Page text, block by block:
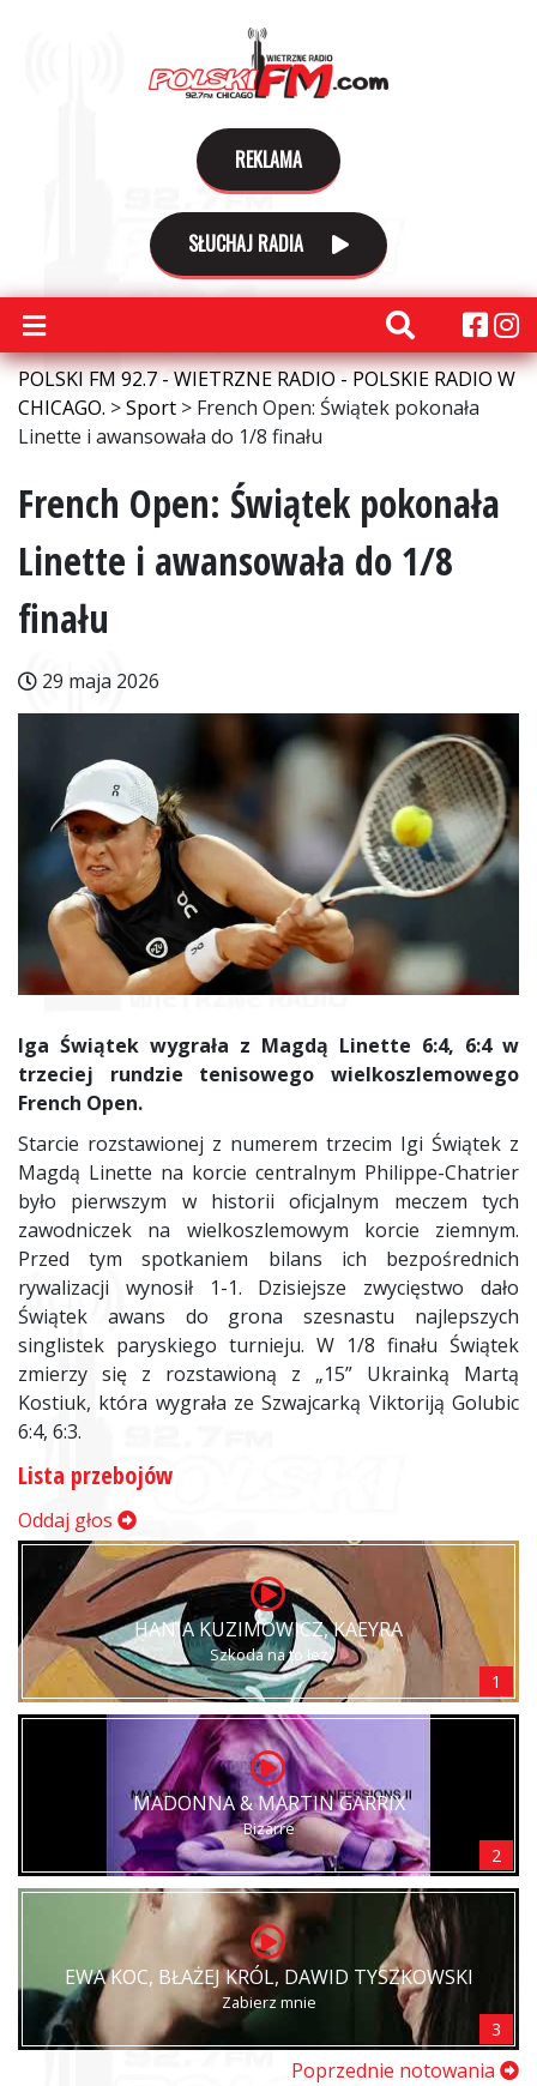
REKLAMA
SŁUCHAJ RADIA
POLSKI FM 92.7 - WIETRZNE RADIO - POLSKIE RADIO W
CHICAGO. >Sport > French Open: Świątek pokonała
Linette i awansowała do 1/8 finału
French Open: Świątek pokonała
Linette i awansowała do 1/8
finału
29 maja 2026
Iga Świątek wygrała z Magdą Linette 6:4, 6:4 w
trzeciej rundzie tenisowego wielkoszlemowego
French Open.
Starcie rozstawionej z numerem trzecim Igi Świątek z
Magdą Linette na korcie centralnym Philippe-Chatrier
było pierwszym w historii oficjalnym meczem tych
zawodniczek na wielkoszlemowym korcie ziemnym.
Przed tym spotkaniem bilans ich bezpośrednich
rywalizacji wynosił 1-1. Dzisiejsze zwycięstwo dało
Świątek awans do grona szesnastu najlepszych
singlistek paryskiego turnieju. W 1/8 finału Świątek
zmierzy się z rozstawioną z „15” Ukrainką Martą
Kostiuk, która wygrała ze Szwajcarką Viktoriją Golubic
6:4, 6:3.
Lista przebojów
Oddaj głos
HANIA KUZIMOWICZ, KAEYRA
Szkoda na to łez
1
MADONNA & MARTIN GARRIX
Bizarre
2
EWA KOC, BŁAŻEJ KRÓL, DAWID TYSZKOWSKI
Zabierz mnie
3
Poprzednie notowania